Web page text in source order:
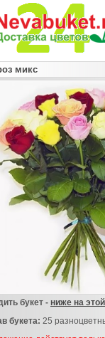
микс
букет - ниже на
букета: 25